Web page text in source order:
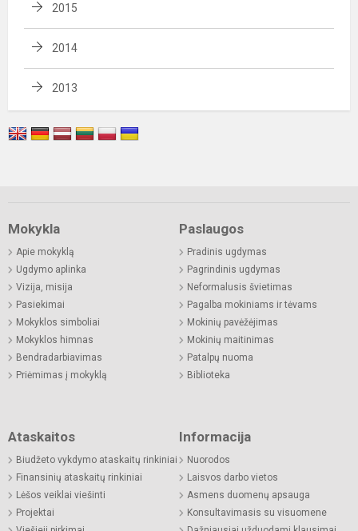
2015
2014
2013
Mokykla
Apie mokyklą
Ugdymo aplinka
Vizija, misija
Pasiekimai
Mokyklos simboliai
Mokyklos himnas
Bendradarbiavimas
Priėmimas į mokyklą
Paslaugos
Pradinis ugdymas
Pagrindinis ugdymas
Neformalusis švietimas
Pagalba mokiniams ir tėvams
Mokinių pavėžėjimas
Mokinių maitinimas
Patalpų nuoma
Biblioteka
Ataskaitos
Biudžeto vykdymo ataskaitų rinkiniai
Finansinių ataskaitų rinkiniai
Lėšos veiklai viešinti
Projektai
Informacija
Nuorodos
Laisvos darbo vietos
Asmens duomenų apsauga
Konsultavimasis su visuomene